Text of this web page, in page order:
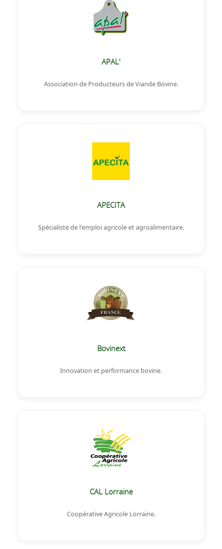
APAL'
Association de Producteurs de Viande Bovine.
APECITA
Spécialiste de l'emploi agricole et agroalimentaire.
Bovinext
Innovation et performance bovine.
CAL Lorraine
Coopérative Agricole Lorraine.